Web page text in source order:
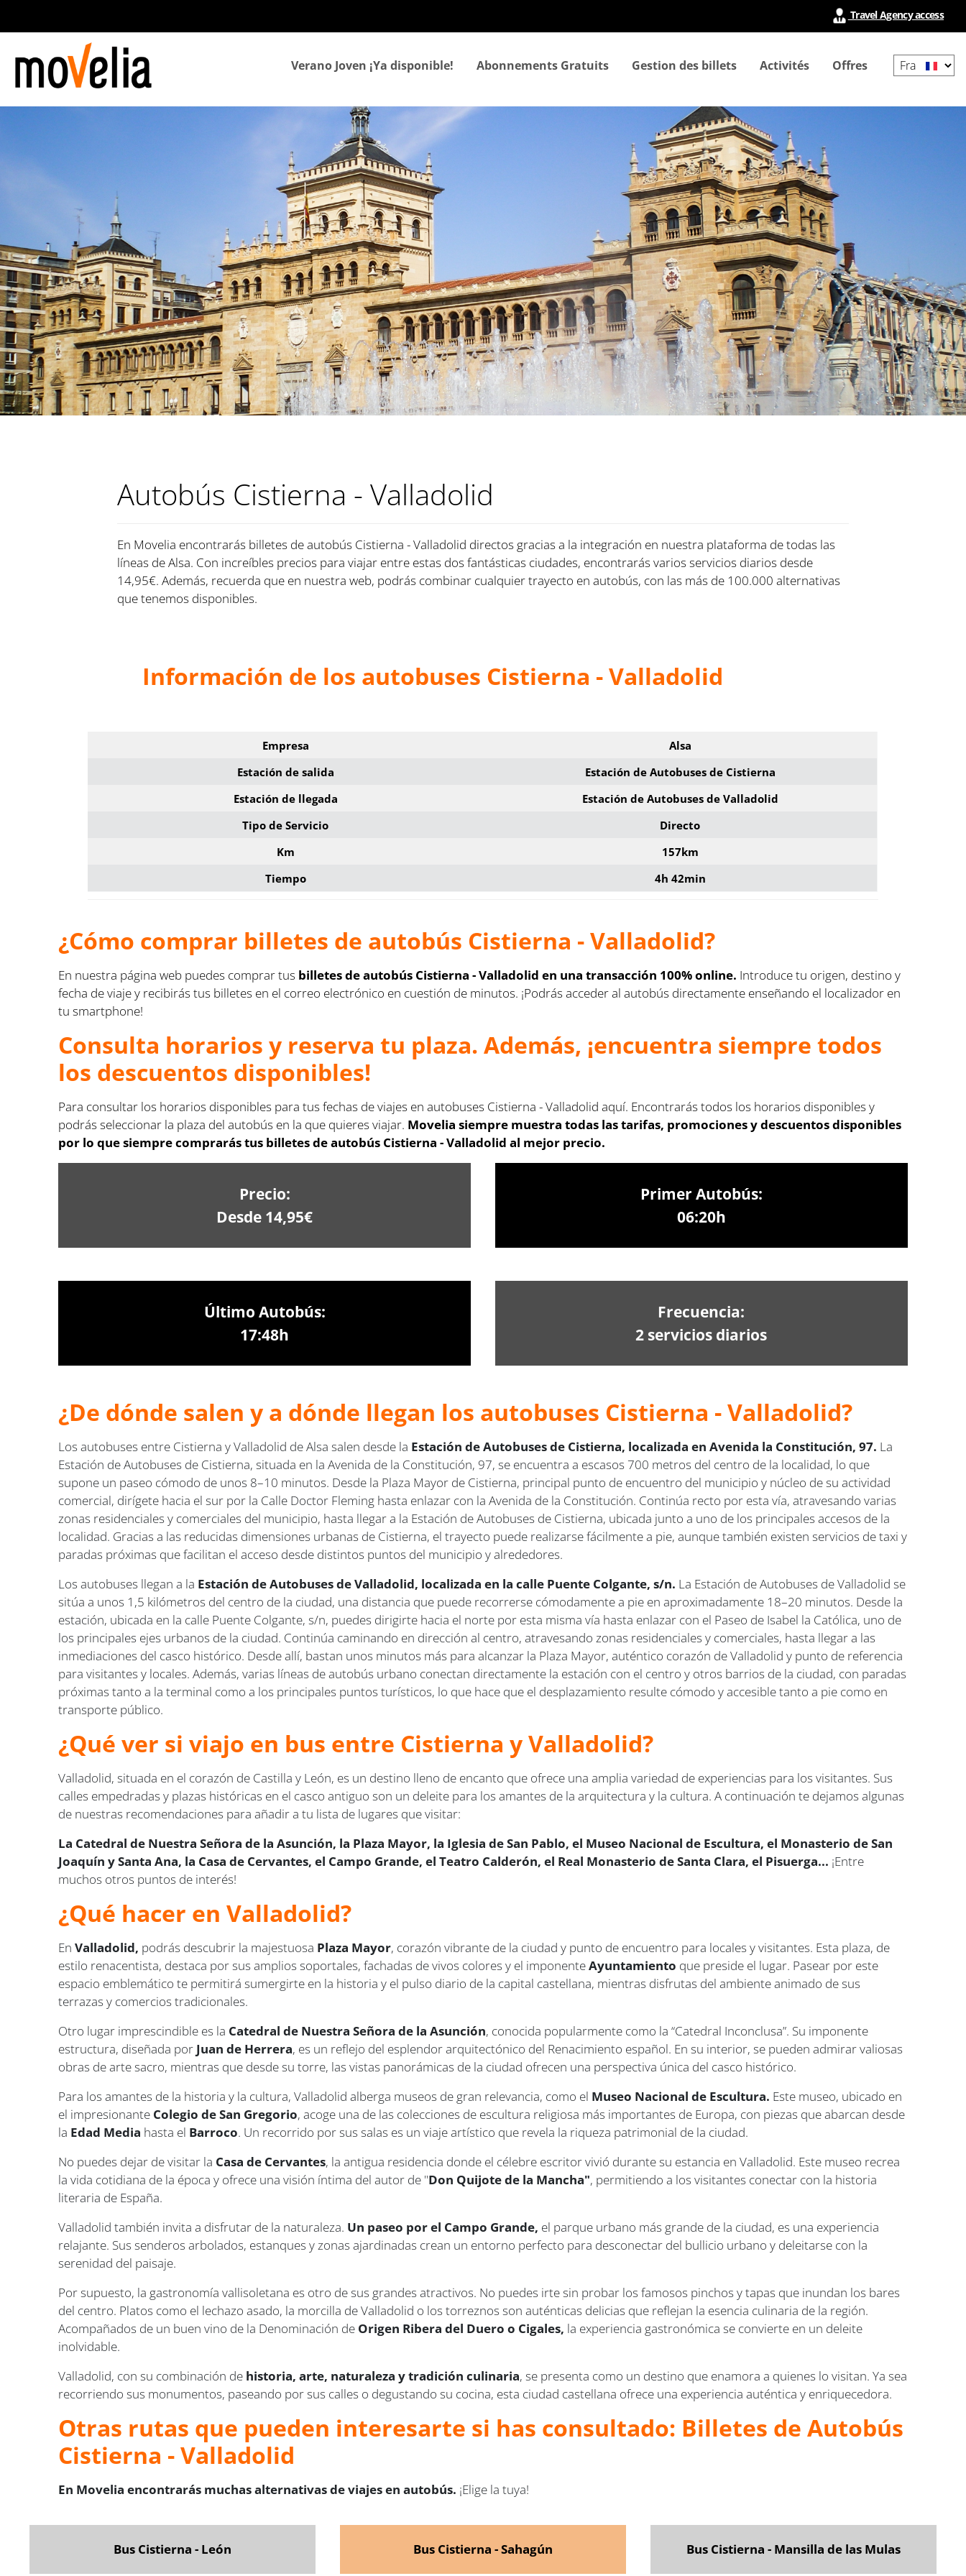
principal
Travel Agency access
NavegaciónVerano Joven ¡Ya disponible! Abonnements Gratuits Gestion des billets Activités Offres
your
Autobús Cistierna - Valladolid
En Movelia encontrarás billetes de autobús Cistierna - Valladolid directos gracias a la integración en nuestra plataforma de todas las
líneas de Alsa. Con increíbles precios para viajar entre estas dos fantásticas ciudades, encontrarás varios servicios diarios desde
14,95€. Además, recuerda que en nuestra web, podrás combinar cualquier trayecto en autobús, con las más de 100.000 alternativas
que tenemos disponibles.
Información de los autobuses Cistierna - Valladolid
Empresa
Alsa
Estación de salida
Estación de Autobuses de Cistierna
Estación de llegada
Estación de Autobuses de Valladolid
Tipo de Servicio
Directo
Km
157km
Tiempo
4h 42min
¿Cómo comprar billetes de autobús Cistierna - Valladolid?
En nuestra página web puedes comprar tus billetes de autobús Cistierna - Valladolid en una transacción 100% online. Introduce tu origen, destino y
fecha de viaje y recibirás tus billetes en el correo electrónico en cuestión de minutos. ¡Podrás acceder al autobús directamente enseñando el localizador en
tu smartphone!
Consulta horarios y reserva tu plaza. Además, ¡encuentra siempre todos
los descuentos disponibles!
Para consultar los horarios disponibles para tus fechas de viajes en autobuses Cistierna - Valladolid aquí. Encontrarás todos los horarios disponibles y
podrás seleccionar la plaza del autobús en la que quieres viajar. Movelia siempre muestra todas las tarifas, promociones y descuentos disponibles
por lo que siempre comprarás tus billetes de autobús Cistierna - Valladolid al mejor precio.
Precio:
Desde 14,95€
Primer Autobús:
06:20h
Último Autobús:
17:48h
Frecuencia:
2 servicios diarios
¿De dónde salen y a dónde llegan los autobuses Cistierna - Valladolid?
Los autobuses entre Cistierna y Valladolid de Alsa salen desde la Estación de Autobuses de Cistierna, localizada en Avenida la Constitución, 97. La
Estación de Autobuses de Cistierna, situada en la Avenida de la Constitución, 97, se encuentra a escasos 700 metros del centro de la localidad, lo que
supone un paseo cómodo de unos 8–10 minutos. Desde la Plaza Mayor de Cistierna, principal punto de encuentro del municipio y núcleo de su actividad
comercial, dirígete hacia el sur por la Calle Doctor Fleming hasta enlazar con la Avenida de la Constitución. Continúa recto por esta vía, atravesando varias
zonas residenciales y comerciales del municipio, hasta llegar a la Estación de Autobuses de Cistierna, ubicada junto a uno de los principales accesos de la
localidad. Gracias a las reducidas dimensiones urbanas de Cistierna, el trayecto puede realizarse fácilmente a pie, aunque también existen servicios de taxi y
paradas próximas que facilitan el acceso desde distintos puntos del municipio y alrededores.
Los autobuses llegan a la Estación de Autobuses de Valladolid, localizada en la calle Puente Colgante, s/n. La Estación de Autobuses de Valladolid se
sitúa a unos 1,5 kilómetros del centro de la ciudad, una distancia que puede recorrerse cómodamente a pie en aproximadamente 18–20 minutos. Desde la
estación, ubicada en la calle Puente Colgante, s/n, puedes dirigirte hacia el norte por esta misma vía hasta enlazar con el Paseo de Isabel la Católica, uno de
los principales ejes urbanos de la ciudad. Continúa caminando en dirección al centro, atravesando zonas residenciales y comerciales, hasta llegar a las
inmediaciones del casco histórico. Desde allí, bastan unos minutos más para alcanzar la Plaza Mayor, auténtico corazón de Valladolid y punto de referencia
para visitantes y locales. Además, varias líneas de autobús urbano conectan directamente la estación con el centro y otros barrios de la ciudad, con paradas
próximas tanto a la terminal como a los principales puntos turísticos, lo que hace que el desplazamiento resulte cómodo y accesible tanto a pie como en
transporte público.
¿Qué ver si viajo en bus entre Cistierna y Valladolid?
Valladolid, situada en el corazón de Castilla y León, es un destino lleno de encanto que ofrece una amplia variedad de experiencias para los visitantes. Sus
calles empedradas y plazas históricas en el casco antiguo son un deleite para los amantes de la arquitectura y la cultura. A continuación te dejamos algunas
de nuestras recomendaciones para añadir a tu lista de lugares que visitar:
La Catedral de Nuestra Señora de la Asunción, la Plaza Mayor, la Iglesia de San Pablo, el Museo Nacional de Escultura, el Monasterio de San
Joaquín y Santa Ana, la Casa de Cervantes, el Campo Grande, el Teatro Calderón, el Real Monasterio de Santa Clara, el Pisuerga... ¡Entre
muchos otros puntos de interés!
¿Qué hacer en Valladolid?
EnValladolid, podrás descubrir la majestuosa Plaza Mayor, corazón vibrante de la ciudad y punto de encuentro para locales y visitantes. Esta plaza, de
estilo renacentista, destaca por sus amplios soportales, fachadas de vivos colores y el imponenteAyuntamiento que preside el lugar. Pasear por este
espacio emblemático te permitirá sumergirte en la historia y el pulso diario de la capital castellana, mientras disfrutas del ambiente animado de sus
terrazas y comercios tradicionales.
Otro lugar imprescindible es la Catedral de Nuestra Señora de la Asunción, conocida popularmente como la “Catedral Inconclusa”. Su imponente
estructura, diseñada por Juan de Herrera, es un reflejo del esplendor arquitectónico del Renacimiento español. En su interior, se pueden admirar valiosas
obras de arte sacro, mientras que desde su torre, las vistas panorámicas de la ciudad ofrecen una perspectiva única del casco histórico.
Para los amantes de la historia y la cultura, Valladolid alberga museos de gran relevancia, como el Museo Nacional de Escultura. Este museo, ubicado en
el impresionante Colegio de San Gregorio, acoge una de las colecciones de escultura religiosa más importantes de Europa, con piezas que abarcan desde
la Edad Media hasta el Barroco. Un recorrido por sus salas es un viaje artístico que revela la riqueza patrimonial de la ciudad.
No puedes dejar de visitar la Casa de Cervantes, la antigua residencia donde el célebre escritor vivió durante su estancia en Valladolid. Este museo recrea
la vida cotidiana de la época y ofrece una visión íntima del autor de "Don Quijote de la Mancha", permitiendo a los visitantes conectar con la historia
literaria de España.
Valladolid también invita a disfrutar de la naturaleza. Un paseo por el Campo Grande, el parque urbano más grande de la ciudad, es una experiencia
relajante. Sus senderos arbolados, estanques y zonas ajardinadas crean un entorno perfecto para desconectar del bullicio urbano y deleitarse con la
serenidad del paisaje.
Por supuesto, la gastronomía vallisoletana es otro de sus grandes atractivos. No puedes irte sin probar los famosos pinchos y tapas que inundan los bares
del centro. Platos como el lechazo asado, la morcilla de Valladolid o los torreznos son auténticas delicias que reflejan la esencia culinaria de la región.
Acompañados de un buen vino de la Denominación de Origen Ribera del Duero o Cigales, la experiencia gastronómica se convierte en un deleite
inolvidable.
Valladolid, con su combinación de historia, arte, naturaleza y tradición culinaria, se presenta como un destino que enamora a quienes lo visitan. Ya sea
recorriendo sus monumentos, paseando por sus calles o degustando su cocina, esta ciudad castellana ofrece una experiencia auténtica y enriquecedora.
Otras rutas que pueden interesarte si has consultado: Billetes de Autobús
Cistierna - Valladolid
En Movelia encontrarás muchas alternativas de viajes en autobús. ¡Elige la tuya!
Bus Cistierna - León Bus Cistierna - Sahagún Bus Cistierna - Mansilla de las Mulas